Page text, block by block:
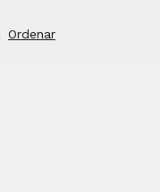
Ordenar